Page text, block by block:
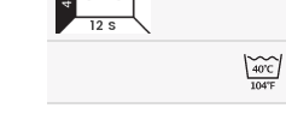
12 S